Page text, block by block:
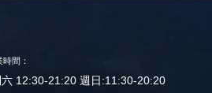
間：
12:30-21:20 週日:11:30-20:20